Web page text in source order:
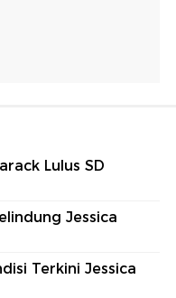
Lulus SD
Jessica
Terkini Jessica